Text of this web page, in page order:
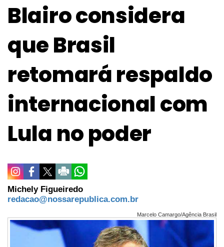
Blairo considera
que Brasil
retomará respaldo
internacional com
Lula no poder
Michely Figueiredo
redacao@nossarepublica.com.br
Marcelo Camargo/Agência Brasil